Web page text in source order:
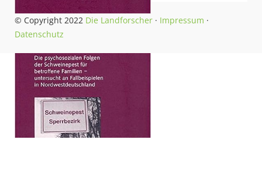
© Copyright 2022 Die Landforscher · Impressum ·
Datenschutz